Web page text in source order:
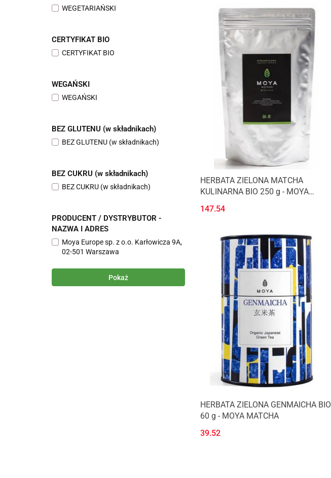
WEGETARIAŃSKI
CERTYFIKAT BIO
CERTYFIKAT BIO
WEGAŃSKI
WEGAŃSKI
BEZ GLUTENU (w składnikach)
BEZ GLUTENU (w składnikach)
BEZ CUKRU (w składnikach)
BEZ CUKRU (w składnikach)
PRODUCENT / DYSTRYBUTOR -
NAZWA I ADRES
Moya Europe sp. z o.o. Karłowicza 9A,
02-501 Warszawa
Pokaż
HERBATA ZIELONA MATCHA
KULINARNA BIO 250 g - MOYA
147.54
HERBATA ZIELONA GENMAICHA BIO
60 g - MOYA MATCHA
39.52